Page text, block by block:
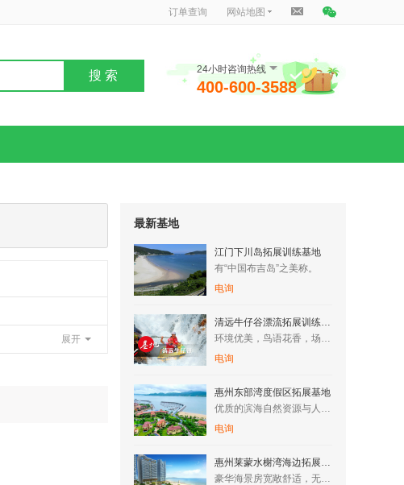
订单查询 网站地图
搜 索 24小时咨询热线
400-600-3588
展开
最新基地
江门下川岛拓展训练基地
有“中国布吉岛”之美称。
电询
清远牛仔谷漂流拓展训练基地
环境优美，鸟语花香，场地空阔，空气清新，纯天然原生态树林/竹…
电询
惠州东部湾度假区拓展基地
优质的滨海自然资源与人文资源，让整个区域拥有了成为国际滨海旅…
电询
惠州莱蒙水榭湾海边拓展训练基地
豪华海景房宽敞舒适，无边际泳游池与海浑然一体，还有专属儿童池…